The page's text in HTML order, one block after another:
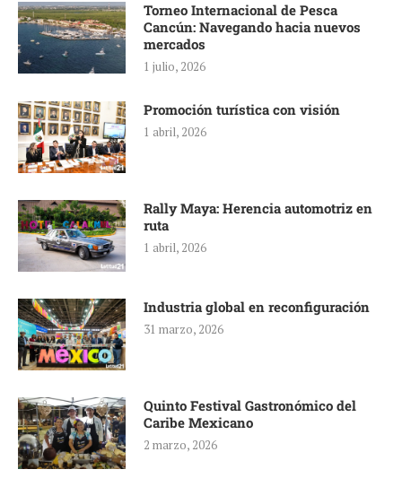
Torneo Internacional de Pesca
Cancún: Navegando hacia nuevos
mercados
1 julio, 2026
Promoción turística con visión
1 abril, 2026
Rally Maya: Herencia automotriz en
ruta
1 abril, 2026
Industria global en reconfiguración
31 marzo, 2026
Quinto Festival Gastronómico del
Caribe Mexicano
2 marzo, 2026